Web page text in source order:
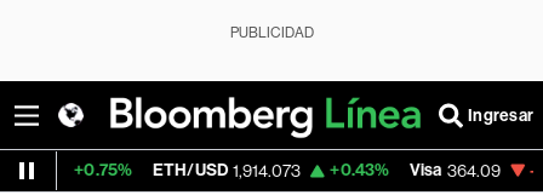
PUBLICIDAD
Ingresar
ETH/USD 1,914.073 +0.43% Visa 364.09 -1.72%